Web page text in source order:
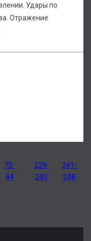
Удары по
Отражение
73-
84
229-
240
241-
248